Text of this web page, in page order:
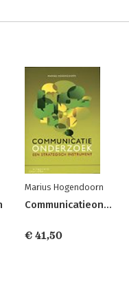
Marius Hogendoorn
Communicatieonderzoek
€ 41,50